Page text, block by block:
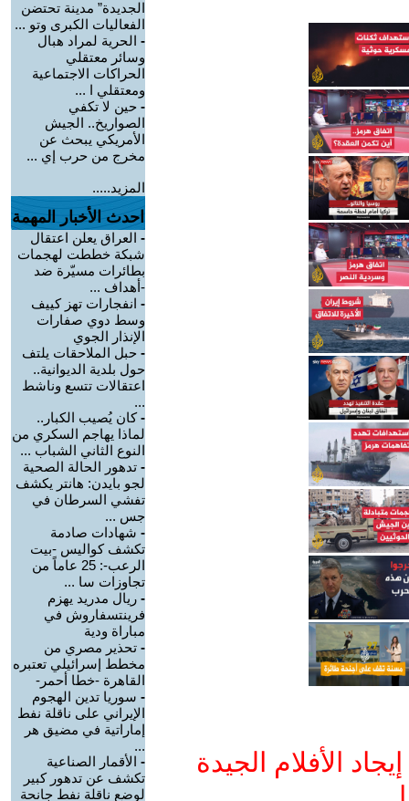
الأفلام الجيدة
الجديدة” مدينة تحتضن
الفعاليات الكبرى وتو ...
- الحرية لمراد هبال
وسائر معتقلي
الحراكات الاجتماعية
ومعتقلي ا ...
- حين لا تكفي
الصواريخ.. الجيش
الأمريكي يبحث عن
مخرج من حرب إي ...
المزيد.....
احدث الأخبار المهمة
- العراق يعلن اعتقال
شبكة خططت لهجمات
بطائرات مسيّرة ضد
-أهداف ...
- انفجارات تهز كييف
وسط دوي صفارات
الإنذار الجوي
- حبل الملاحقات يلتف
حول بلدية الديوانية..
اعتقالات تتسع وناشط
...
-كان يُصيب الكبار..
لماذا يهاجم السكري من
النوع الثاني الشباب ...
- تدهور الحالة الصحية
لجو بايدن: هانتر يكشف
تفشي السرطان في
جس ...
- شهادات صادمة
تكشف كواليس -بيت
الرعب-: 25 عاماً من
تجاوزات سا ...
- ريال مدريد يهزم
فرينتسفاروش في
مباراة ودية
- تحذير مصري من
مخطط إسرائيلي تعتبره
القاهرة -خطا أحمر-
- سوريا تدين الهجوم
الإيراني على ناقلة نفط
إماراتية في مضيق هر
...
- الأقمار الصناعية
تكشف عن تدهور كبير
لوضع ناقلة نفط جانحة